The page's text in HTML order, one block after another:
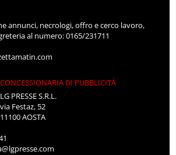
annunci, necrologi, offro e cerco lavoro,
al numero: 0165/231711
CONCESSIONARIA DI PUBBLICITÀ
LG PRESSE S.R.L.
via Festaz, 52
11100 AOSTA